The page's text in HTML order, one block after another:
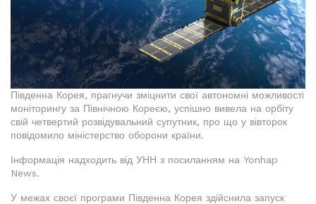
Південна Корея, прагнучи зміцнити свої автономні можливості
моніторингу за Північною Кореєю, успішно вивела на орбіту
свій четвертий розвідувальний супутник, про що у вівторок
повідомило міністерство оборони країни.
Інформація надходить від УНН з посиланням на Yonhap
News.
У межах своєї програми Південна Корея здійснила запуск